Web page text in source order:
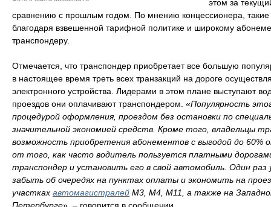
этом за
сравнению с прошлым годом. По мнению концессионера, такие
благодаря взвешенной тарифной политике и широкому
транспондеру.
Отмечается, что транспондер приобретает все большую
в настоящее время треть всех транзакций на дороге
электронного устройства. Лидерами в этом плане выступают
проездов они оплачивают транспондером. «Популярность
процедурой оформления, проездом без остановки по
значительной экономией средств. Кроме того, владельцы
возможность приобретения абонементов с выгодой до 60%
от того, как часто водитель пользуется платными
транспондер и установить его в свой автомобиль. Один
забыть об очередях на пунктах оплаты и экономить на
участках автомагистралей М3, М4, М11, а также на